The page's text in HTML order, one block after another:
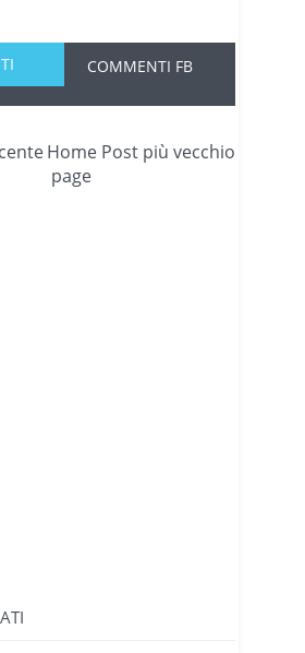
COMMENTI FB
Post più vecchio
Home
page